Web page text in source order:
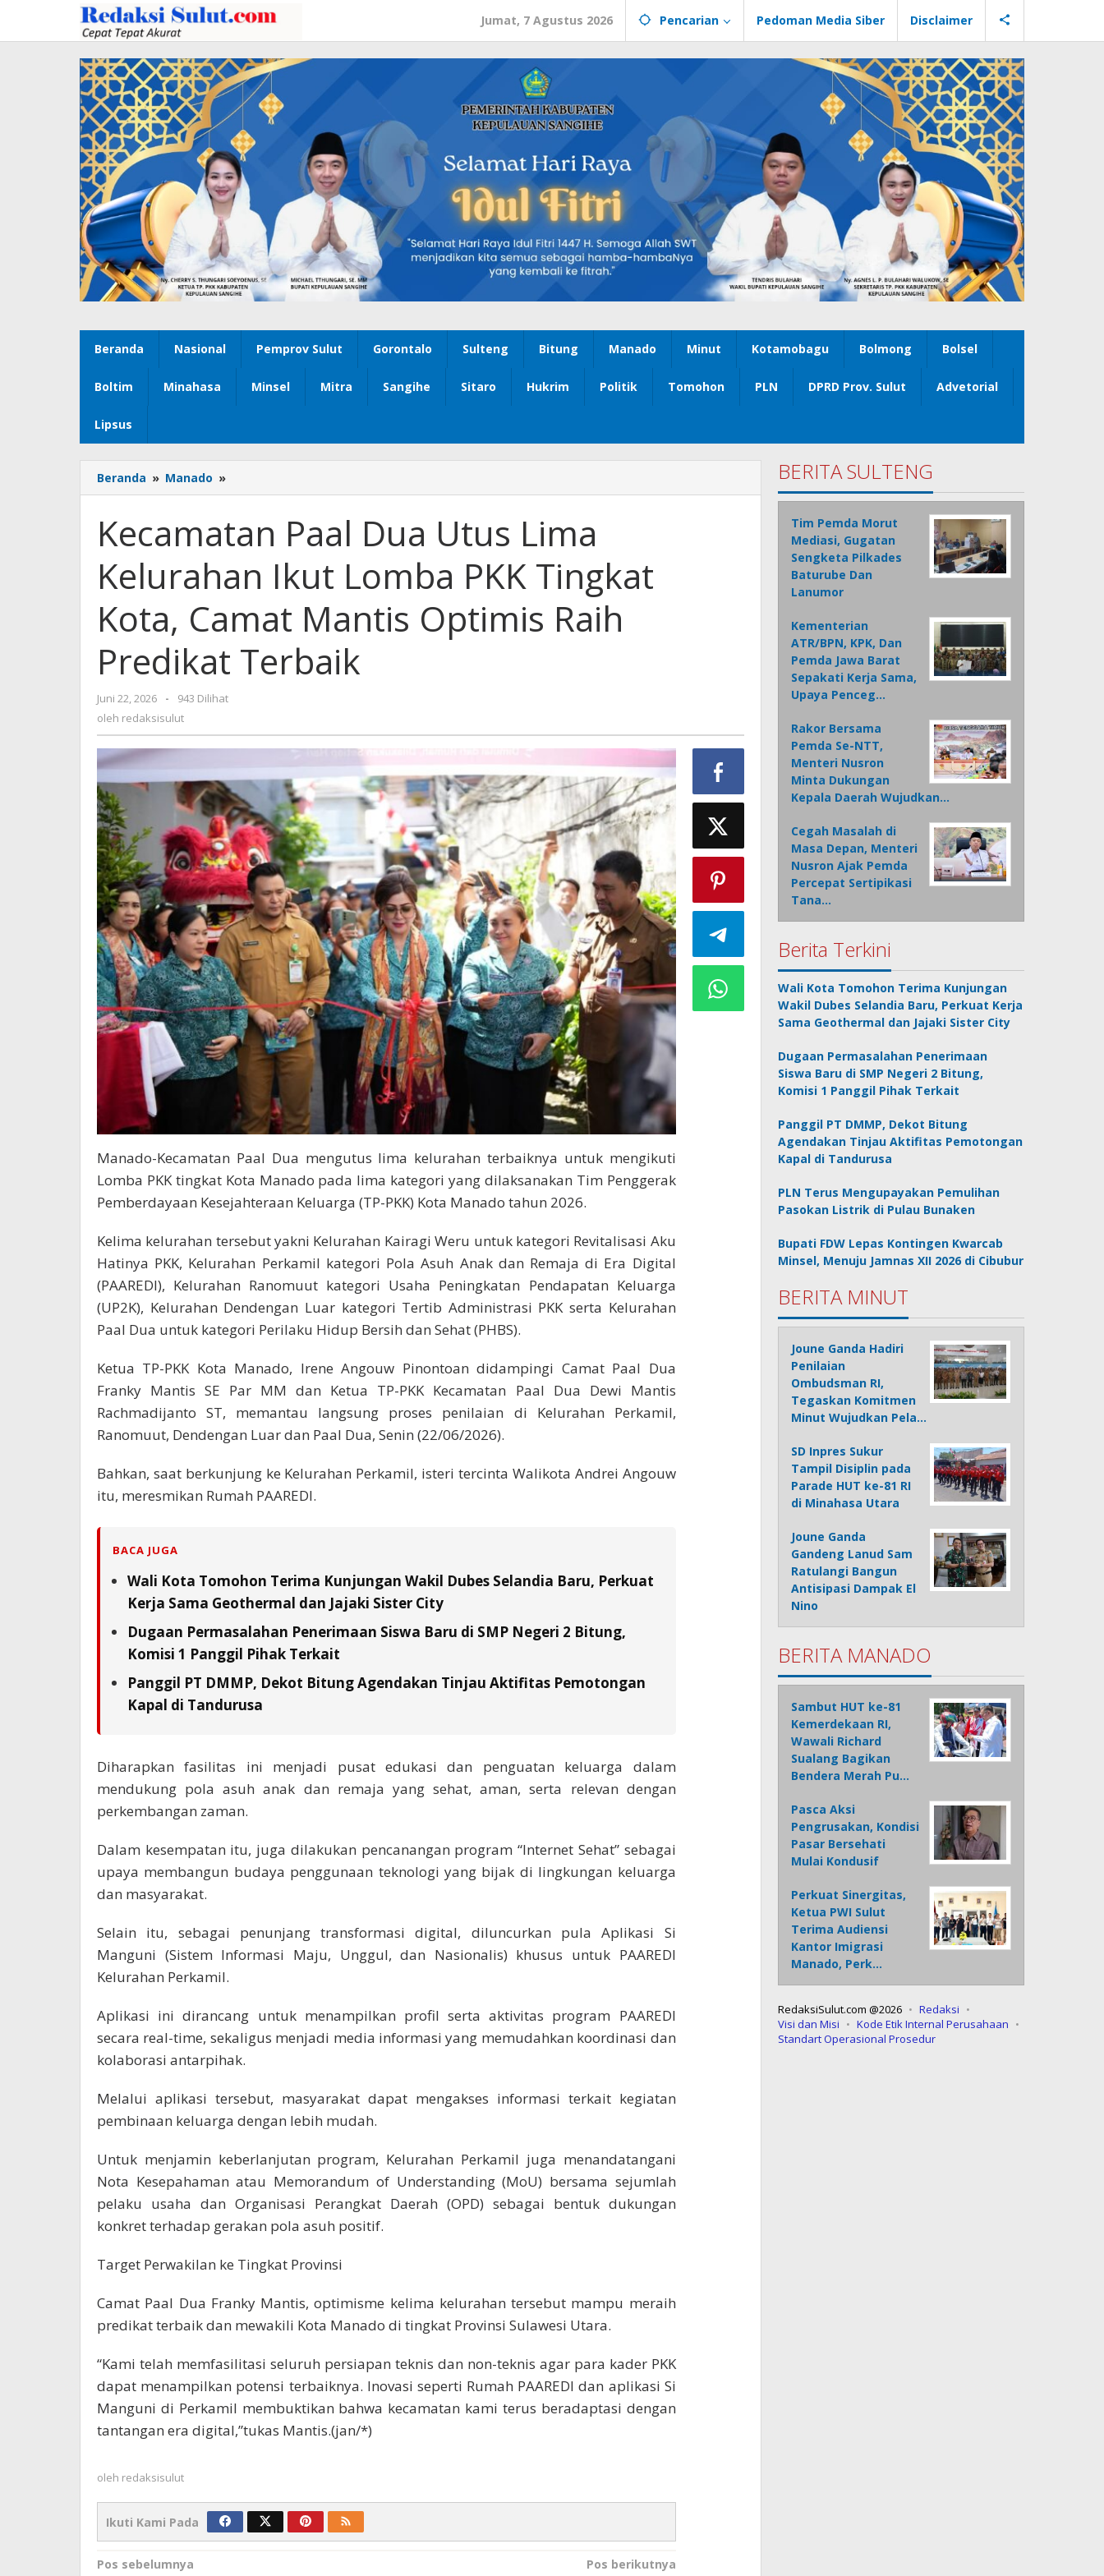
konten
Jumat, 7 Agustus 2026 Pencarian Pedoman Media Siber Disclaimer
Beranda Nasional Pemprov Sulut Gorontalo Sulteng Bitung Manado Minut Kotamobagu Bolmong Bolsel
Boltim Minahasa Minsel Mitra Sangihe Sitaro Hukrim Politik Tomohon PLN DPRD Prov. Sulut Advetorial
Lipsus
Beranda » Manado »
Paal
Utus
Lima
Kelurahan
Ikut
PKK
Tingkat
Kota,
Camat
Predikat
Terbaik
Kecamatan Paal Dua Utus Lima
Kelurahan Ikut Lomba PKK Tingkat
Kota, Camat Mantis Optimis Raih
Predikat Terbaik
Juni 22, 2026
oleh
redaksisulut
-
943 Dilihat
oleh redaksisulut
Manado-Kecamatan Paal Dua mengutus lima kelurahan terbaiknya untuk mengikuti
Lomba PKK tingkat Kota Manado pada lima kategori yang dilaksanakan Tim Penggerak
Pemberdayaan Kesejahteraan Keluarga (TP-PKK) Kota Manado tahun 2026.
Kelima kelurahan tersebut yakni Kelurahan Kairagi Weru untuk kategori Revitalisasi Aku
Hatinya PKK, Kelurahan Perkamil kategori Pola Asuh Anak dan Remaja di Era Digital
(PAAREDI), Kelurahan Ranomuut kategori Usaha Peningkatan Pendapatan Keluarga
(UP2K), Kelurahan Dendengan Luar kategori Tertib Administrasi PKK serta Kelurahan
Paal Dua untuk kategori Perilaku Hidup Bersih dan Sehat (PHBS).
Ketua TP-PKK Kota Manado, Irene Angouw Pinontoan didampingi Camat Paal Dua
Franky Mantis SE Par MM dan Ketua TP-PKK Kecamatan Paal Dua Dewi Mantis
Rachmadijanto ST, memantau langsung proses penilaian di Kelurahan Perkamil,
Ranomuut, Dendengan Luar dan Paal Dua, Senin (22/06/2026).
Bahkan, saat berkunjung ke Kelurahan Perkamil, isteri tercinta Walikota Andrei Angouw
itu, meresmikan Rumah PAAREDI.
BACA JUGA
Wali Kota Tomohon Terima Kunjungan Wakil Dubes Selandia Baru, Perkuat
Kerja Sama Geothermal dan Jajaki Sister City
Dugaan Permasalahan Penerimaan Siswa Baru di SMP Negeri 2 Bitung,
Komisi 1 Panggil Pihak Terkait
Panggil PT DMMP, Dekot Bitung Agendakan Tinjau Aktifitas Pemotongan
Kapal di Tandurusa
Diharapkan fasilitas ini menjadi pusat edukasi dan penguatan keluarga dalam
mendukung pola asuh anak dan remaja yang sehat, aman, serta relevan dengan
perkembangan zaman.
Dalam kesempatan itu, juga dilakukan pencanangan program “Internet Sehat” sebagai
upaya membangun budaya penggunaan teknologi yang bijak di lingkungan keluarga
dan masyarakat.
Selain itu, sebagai penunjang transformasi digital, diluncurkan pula Aplikasi Si
Manguni (Sistem Informasi Maju, Unggul, dan Nasionalis) khusus untuk PAAREDI
Kelurahan Perkamil.
Aplikasi ini dirancang untuk menampilkan profil serta aktivitas program PAAREDI
secara real-time, sekaligus menjadi media informasi yang memudahkan koordinasi dan
kolaborasi antarpihak.
Melalui aplikasi tersebut, masyarakat dapat mengakses informasi terkait kegiatan
pembinaan keluarga dengan lebih mudah.
Untuk menjamin keberlanjutan program, Kelurahan Perkamil juga menandatangani
Nota Kesepahaman atau Memorandum of Understanding (MoU) bersama sejumlah
pelaku usaha dan Organisasi Perangkat Daerah (OPD) sebagai bentuk dukungan
konkret terhadap gerakan pola asuh positif.
Target Perwakilan ke Tingkat Provinsi
Camat Paal Dua Franky Mantis, optimisme kelima kelurahan tersebut mampu meraih
predikat terbaik dan mewakili Kota Manado di tingkat Provinsi Sulawesi Utara.
“Kami telah memfasilitasi seluruh persiapan teknis dan non-teknis agar para kader PKK
dapat menampilkan potensi terbaiknya. Inovasi seperti Rumah PAAREDI dan aplikasi Si
Manguni di Perkamil membuktikan bahwa kecamatan kami terus beradaptasi dengan
tantangan era digital,”tukas Mantis.(jan/*)
oleh redaksisulut
Ikuti Kami Pada
Navigasi
Pos sebelumnya
Pos berikutnya
BERITA SULTENG
Tim Pemda Morut
Mediasi, Gugatan
Sengketa Pilkades
Baturube Dan
Lanumor
Kementerian
ATR/BPN, KPK, Dan
Pemda Jawa Barat
Sepakati Kerja Sama,
Upaya Penceg…
Rakor Bersama
Pemda Se-NTT,
Menteri Nusron
Minta Dukungan
Kepala Daerah Wujudkan…
Cegah Masalah di
Masa Depan, Menteri
Nusron Ajak Pemda
Percepat Sertipikasi
Tana…
Berita Terkini
Wali Kota Tomohon Terima Kunjungan
Wakil Dubes Selandia Baru, Perkuat Kerja
Sama Geothermal dan Jajaki Sister City
Dugaan Permasalahan Penerimaan
Siswa Baru di SMP Negeri 2 Bitung,
Komisi 1 Panggil Pihak Terkait
Panggil PT DMMP, Dekot Bitung
Agendakan Tinjau Aktifitas Pemotongan
Kapal di Tandurusa
PLN Terus Mengupayakan Pemulihan
Pasokan Listrik di Pulau Bunaken
Bupati FDW Lepas Kontingen Kwarcab
Minsel, Menuju Jamnas XII 2026 di Cibubur
BERITA MINUT
Joune Ganda Hadiri
Penilaian
Ombudsman RI,
Tegaskan Komitmen
Minut Wujudkan Pela…
SD Inpres Sukur
Tampil Disiplin pada
Parade HUT ke-81 RI
di Minahasa Utara
Joune Ganda
Gandeng Lanud Sam
Ratulangi Bangun
Antisipasi Dampak El
Nino
BERITA MANADO
Sambut HUT ke-81
Kemerdekaan RI,
Wawali Richard
Sualang Bagikan
Bendera Merah Pu…
Pasca Aksi
Pengrusakan, Kondisi
Pasar Bersehati
Mulai Kondusif
Perkuat Sinergitas,
Ketua PWI Sulut
Terima Audiensi
Kantor Imigrasi
Manado, Perk…
RedaksiSulut.com @2026
Redaksi
Visi dan Misi
Kode Etik Internal Perusahaan
Standart Operasional Prosedur